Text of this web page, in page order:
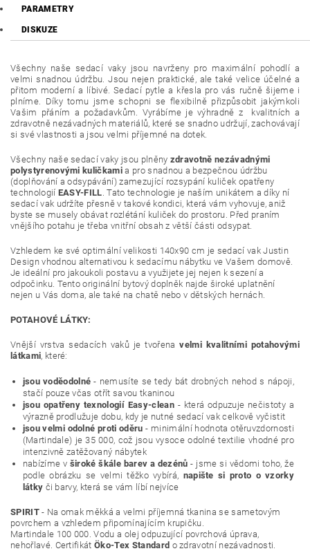
PARAMETRY
DISKUZE
Všechny naše sedací vaky jsou navrženy pro maximální pohodlí a
velmi snadnou údržbu. Jsou nejen praktické, ale také velice účelné a
přitom moderní a líbivé. Sedací pytle a křesla pro vás ručně šijeme i
plníme. Díky tomu jsme schopni se flexibilně přizpůsobit jakýmkoli
Vašim přáním a požadavkům. Vyrábíme je výhradně z kvalitních a
zdravotně nezávadných materiálů, které se snadno udržují, zachovávají
si své vlastnosti a jsou velmi příjemné na dotek.
Všechny naše sedací vaky jsou plněny zdravotně nezávadnými
polystyrenovými kuličkami a pro snadnou a bezpečnou údržbu
(doplňování a odsypávání) zamezující rozsypání kuliček opatřeny
technologií EASY-FILL. Tato technologie je naším unikátem a díky ní
sedací vak udržíte přesně v takové kondici, která vám vyhovuje, aniž
byste se musely obávat rozlétání kuliček do prostoru. Před praním
vnějšího potahu je třeba vnitřní obsah z větší části odsypat.
Vzhledem ke své optimální velikosti 140x90 cm je sedací vak Justin
Design vhodnou alternativou k sedacímu nábytku ve Vašem domově.
Je ideální pro jakoukoli postavu a využijete jej nejen k sezení a
odpočinku. Tento originální bytový doplněk najde široké uplatnění
nejen u Vás doma, ale také na chatě nebo v dětských hernách.
POTAHOVÉ LÁTKY:
Vnější vrstva sedacích vaků je tvořenavelmi kvalitními potahovými
látkami, které:
jsou voděodolné - nemusíte se tedy bát drobných nehod s nápoji,
stačí pouze včas otřít savou tkaninou
jsou opatřeny texnologií Easy-clean- která odpuzuje nečistoty a
výrazně prodlužuje dobu, kdy je nutné sedací vak celkově vyčistit
jsou velmi odolné proti oděru - minimální hodnota otěruvzdornosti
(Martindale) je 35 000, což jsou vysoce odolné textilie vhodné pro
intenzivně zatěžovaný nábytek
nabízíme v široké škále barev a dezénů - jsme si vědomi toho, že
podle obrázku se velmi těžko vybírá, napište si proto o vzorky
látky či barvy, která se vám líbí nejvíce
SPIRIT- Na omak měkká a velmi příjemná tkanina se sametovým
povrchem a vzhledem připomínajícím krupičku.
Martindale 100 000. Vodu a olej odpuzující povrchová úprava,
nehořlavé. CertifikátÖko-Tex Standard o zdravotní nezávadnosti.